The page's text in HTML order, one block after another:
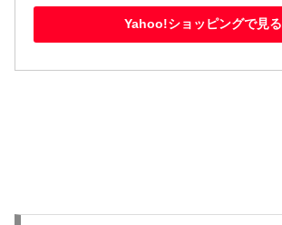
Yahoo!ショッピングで見る